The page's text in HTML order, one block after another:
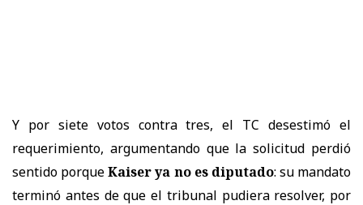
Y por siete votos contra tres, el TC desestimó el
requerimiento, argumentando que la solicitud perdió
sentido porqueKaiser ya no es diputado: su mandato
terminó antes de que el tribunal pudiera resolver, por